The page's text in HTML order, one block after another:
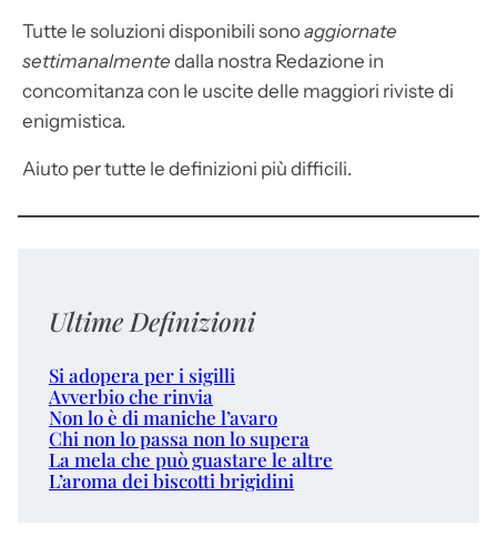
Tutte le soluzioni disponibili sonoaggiornate
settimanalmente dalla nostra Redazione in
concomitanza con le uscite delle maggiori riviste di
enigmistica.
Aiuto per tutte le definizioni più difficili.
Ultime Definizioni
Si adopera per i sigilli
Avverbio che rinvia
Non lo è di maniche l’avaro
Chi non lo passa non lo supera
La mela che può guastare le altre
L’aroma dei biscotti brigidini